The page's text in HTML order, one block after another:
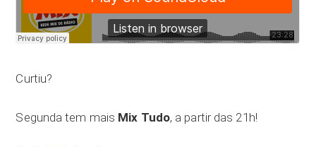
Curtiu?
Segunda tem mais Mix Tudo, a partir das 21h!